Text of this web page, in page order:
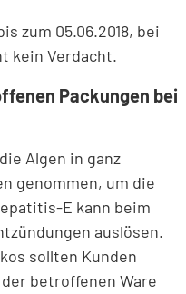
zum 05.06.2018, bei
kein Verdacht.
Packungen bei
Algen in ganz
genommen, um die
E kann beim
auslösen.
sollten Kunden
betroffenen Ware